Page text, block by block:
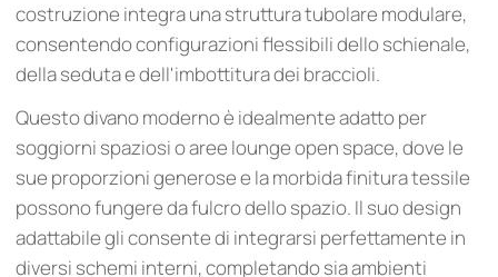
costruzione integra una struttura tubolare modulare,
consentendo configurazioni flessibili dello schienale,
della seduta e dell'imbottitura dei braccioli.
Questo divano moderno è idealmente adatto per
soggiorni spaziosi o aree lounge open space, dove le
sue proporzioni generose e la morbida finitura tessile
possono fungere da fulcro dello spazio. Il suo design
adattabile gli consente di integrarsi perfettamente in
diversi schemi interni, completando sia ambienti